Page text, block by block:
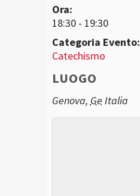
Ora:
18:30 - 19:30
Categoria Evento:
Catechismo
LUOGO
Genova, Ge Italia